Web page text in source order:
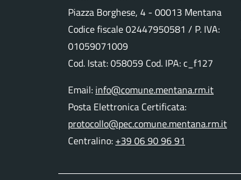
Piazza Borghese, 4 - 00013 Mentana
Codice fiscale02447950581 / P. IVA:
01059071009
Cod. Istat: 058059 Cod. IPA: c_f127
Email: info@comune.mentana.rm.it
Posta Elettronica Certificata:
protocollo@pec.comune.mentana.rm.it
Centralino: +39 06 90 96 91